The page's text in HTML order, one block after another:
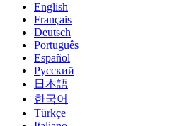
English
Français
Deutsch
Português
Español
Русский
日本語
한국어
Türkçe